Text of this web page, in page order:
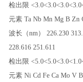
检出限 <3.0<3.0<3.0<3.0
元素 Ta Nb Mn Mg B Zn
波长（nm） 226.230
228.616 251.611
检出限 <5.0<5.0<3.0<1.0
元素 Ni Cd Fe Ca Mo V